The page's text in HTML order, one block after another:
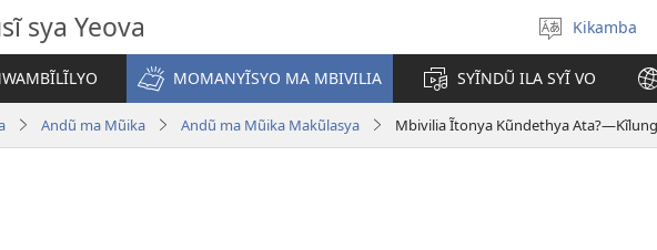
sya Yeova
Nyuva
kĩthyomo
Kikamba
MOMANYĨSYO MA MBIVILIA SYĨNDŨ ILA SYĨ VO
Andũ ma Mũika Andũ ma Mũika Makũlasya